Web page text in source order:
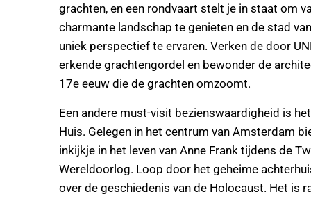
grachten, en een rondvaart stelt je in staat om
charmante landschap te genieten en de stad
uniek perspectief te ervaren. Verken de door
erkende grachtengordel en bewonder de
17e eeuw die de grachten omzoomt.
Een andere must-visit bezienswaardigheid is
Huis. Gelegen in het centrum van Amsterdam
inkijkje in het leven van Anne Frank tijdens de
Wereldoorlog. Loop door het geheime
over de geschiedenis van de Holocaust. Het is